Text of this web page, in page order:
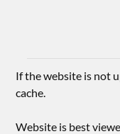
If the website is not
cache.
Website is best